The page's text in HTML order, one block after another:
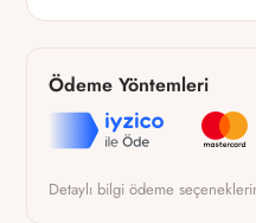
Ödeme Yöntemleri
Detaylı bilgi ödeme